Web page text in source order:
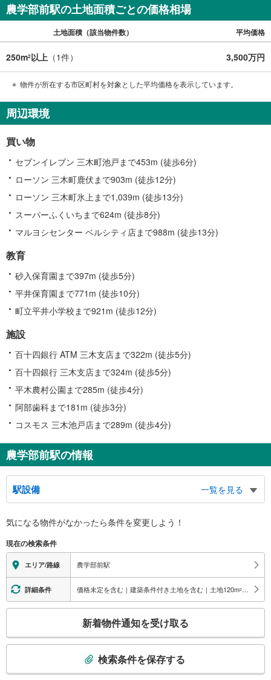
農学部前駅の土地面積ごとの価格相場
土地面積（該当物件数） 平均価格
250m2以上 （1件） 3,500万円
物件が所在する市区町村を対象とした平均価格を表示しています。
周辺環境
買い物
セブンイレブン 三木町池戸まで453m (徒歩6分)
ローソン 三木町鹿伏まで903m (徒歩12分)
ローソン 三木町氷上まで1,039m (徒歩13分)
スーパーふくいちまで624m (徒歩8分)
マルヨシセンター ベルシティ店まで988m (徒歩13分)
教育
砂入保育園まで397m (徒歩5分)
平井保育園まで771m (徒歩10分)
町立平井小学校まで921m (徒歩12分)
施設
百十四銀行 ATM 三木支店まで322m (徒歩5分)
百十四銀行 三木支店まで324m (徒歩5分)
平木農村公園まで285m (徒歩4分)
阿部歯科まで181m (徒歩3分)
コスモス 三木池戸店まで289m (徒歩4分)
農学部前駅の情報
駅設備
一覧を見る
※段差なしでの移動経路
地上⇔ホーム：×
気になる物件がなかったら条件を変更しよう！
現在の検索条件
エリア/路線 農学部前駅
詳細条件 価格未定を含む｜建築条件付き土地を含む｜土地120m2 以上
検
新着物件通知を受け取る
検索条件を保存する